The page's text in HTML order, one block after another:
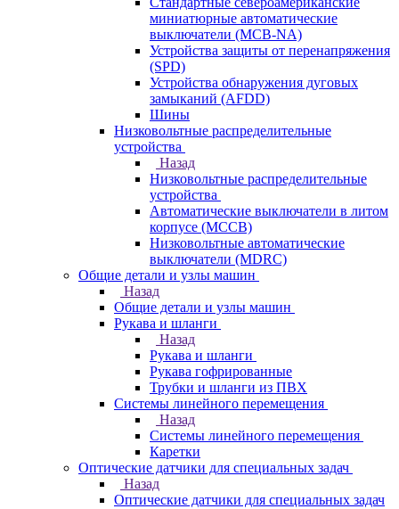
миниатюрные автоматические
выключатели (MCB-NA)
Устройства защиты от перенапряжения
(SPD)
Устройства обнаружения дуговых
замыканий (AFDD)
Шины
Низковольтные распределительные
устройства
Назад
Низковольтные распределительные
устройства
Автоматические выключатели в литом
корпусе (MCCB)
Низковольтные автоматические
выключатели (MDRC)
Общие детали и узлы машин
Назад
Общие детали и узлы машин
Рукава и шланги
Назад
Рукава и шланги
Рукава гофрированные
Трубки и шланги из ПВХ
Системы линейного перемещения
Назад
Системы линейного перемещения
Каретки
Оптические датчики для специальных задач
Назад
Оптические датчики для специальных задач